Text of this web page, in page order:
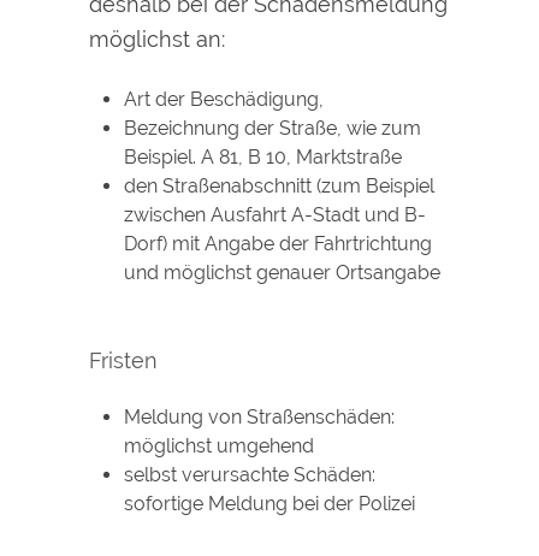
möglichst an:
Art der Beschädigung,
Bezeichnung der Straße, wiezum
Beispiel. A 81, B 10, Marktstraße
den Straßenabschnitt (zum Beispiel
zwischen Ausfahrt A-Stadt und B-
Dorf)mit Angabe der Fahrtrichtung
und möglichst genauer Ortsangabe
Fristen
Meldung von Straßenschäden:
möglichst umgehend
selbst verursachte Schäden:
sofortige Meldung bei der Polizei